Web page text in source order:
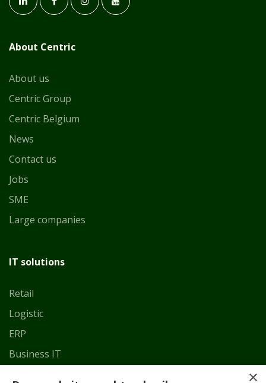
About Centric
About us
Centric Group
Centric Belgium
News
Contact us
Jobs
SME
Large companies
IT solutions
Retail
Logistic
ERP
Business IT
×